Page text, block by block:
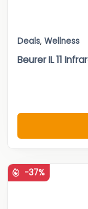
Deals, Wellness
Beurer IL 11
-37%